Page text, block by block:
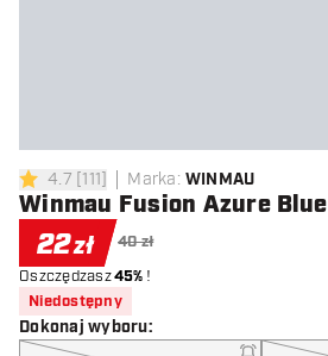
4.7 gwiazdki oceny
4.7 [111] Marka: WINMAU
Winmau Fusion Azure Blue
22zł 40 zł
Oszczędzasz45% !
Niedostępny
Dokonaj wyboru: